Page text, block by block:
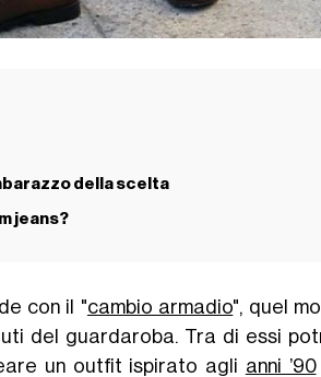
della scelta
jeans?
con il "cambio armadio", quel
del guardaroba. Tra di essi
un outfit ispirato agli anni ’90